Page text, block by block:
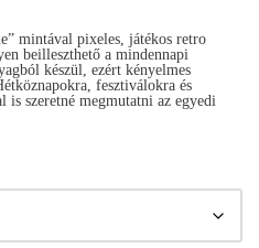
mintával pixeles, játékos retro
beilleszthető a mindennapi
készül, ezért kényelmes
fesztiválokra és
szeretné megmutatni az egyedi